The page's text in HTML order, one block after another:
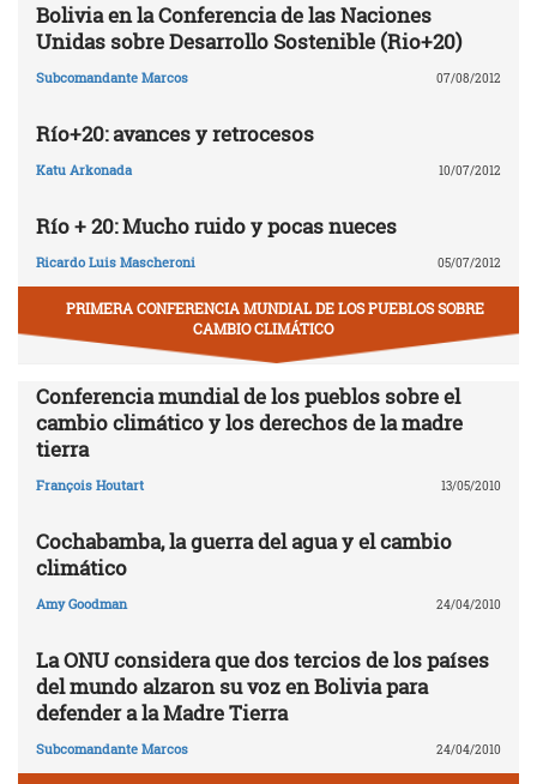
Bolivia en la Conferencia de las Naciones
Unidas sobre Desarrollo Sostenible (Rio+20)
Subcomandante Marcos 07/08/2012
Río+20: avances y retrocesos
Katu Arkonada 10/07/2012
Río + 20: Mucho ruido y pocas nueces
Ricardo Luis Mascheroni 05/07/2012
PRIMERA CONFERENCIA MUNDIAL DE LOS PUEBLOS SOBRE
CAMBIO CLIMÁTICO
Conferencia mundial de los pueblos sobre el
cambio climático y los derechos de la madre
tierra
François Houtart 13/05/2010
Cochabamba, la guerra del agua y el cambio
climático
Amy Goodman 24/04/2010
La ONU considera que dos tercios de los países
del mundo alzaron su voz en Bolivia para
defender a la Madre Tierra
Subcomandante Marcos 24/04/2010